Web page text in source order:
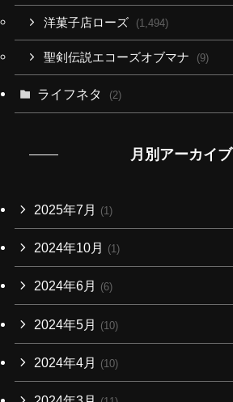
洋菓子店ローズ (1,494)
聖剣伝説エコーズオブマナ (9)
ライフネタ (2)
月別アーカイブ
2025年7月 (1)
2024年10月 (1)
2024年6月 (6)
2024年5月 (10)
2024年4月 (10)